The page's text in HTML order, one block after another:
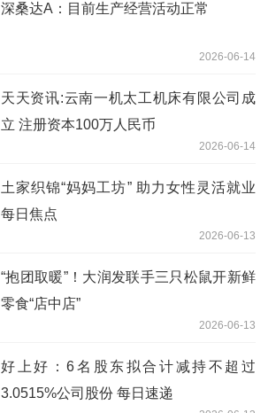
深桑达A：目前生产经营活动正常
2026-06-14
天天资讯:云南一机太工机床有限公司成
立 注册资本100万人民币
2026-06-14
土家织锦“妈妈工坊” 助力女性灵活就业
每日焦点
2026-06-13
“抱团取暖”！大润发联手三只松鼠开新鲜
零食“店中店”
2026-06-13
好上好：6名股东拟合计减持不超过
3.0515%公司股份 每日速递